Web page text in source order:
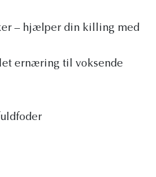
– hjælper din killing med
ernæring til voksende